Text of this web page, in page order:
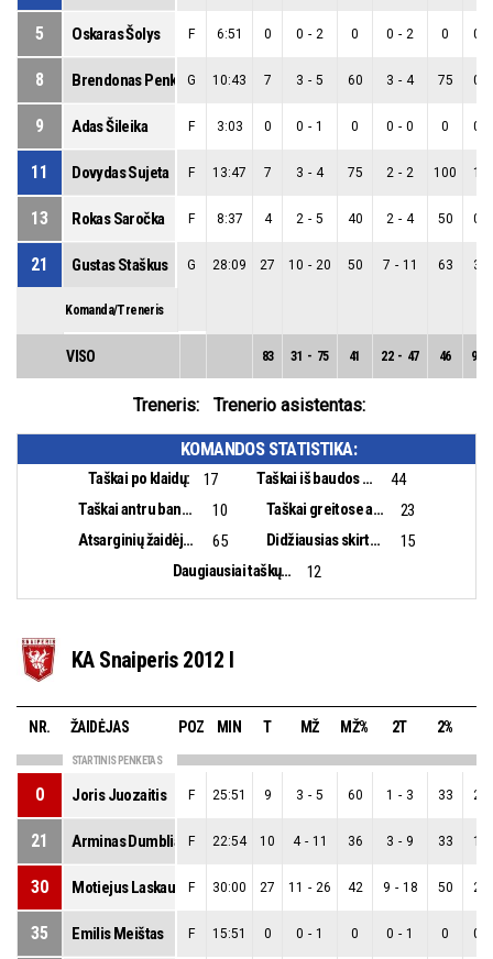
5 Oskaras Šolys F 6:51 0 0 - 2 0 0 - 2 0 0
8 G 10:43 7 3 - 5 60 3 - 4 75 0
9 Adas Šileika F 3:03 0 0 - 1 0 0 - 0 0 0
11 Dovydas Sujeta F 13:47 7 3 - 4 75 2 - 2 100 1
13 Rokas Saročka F 8:37 4 2 - 5 40 2 - 4 50 0
21 Gustas Staškus G 28:09 27 10 - 20 50 7 - 11 63 3
Komanda/Treneris
VISO 83 31 - 75 41 22 - 47 46 9
Treneris: Trenerio asistentas:
KOMANDOS STATISTIKA:
Taškai po klaidų: 17 Taškai iš baudos aikštelės:
44
Taškai antru bandymu:
10 Taškai greitose atakose:
23
Atsarginių žaidėjų taškai:
65 Didžiausias skirtumas:
15
Daugiausiai taškų iš eilės:
12
KA Snaiperis 2012 I
NR. ŽAIDĖJAS POZ MIN T MŽ MŽ% 2T 2%
STARTINIS PENKETAS
0 Joris Juozaitis F 25:51 9 3 - 5 60 1 - 3 33 2
21 Arminas Dumbliauskas
F 22:54 10 4 - 11 36 3 - 9 33 1
30 Motiejus Laskauskas
F 30:00 27 11 - 26 42 9 - 18 50 2
35 Emilis Meištas F 15:51 0 0 - 1 0 0 - 1 0 0